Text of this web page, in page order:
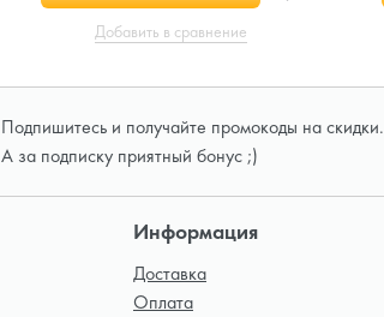
Добавить в сравнение
Подпишитесь и получайте промокоды на скидки.
А за подписку приятный бонус ;)
Информация
Доставка
Оплата